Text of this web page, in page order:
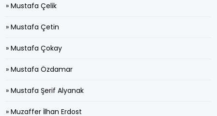
» Mustafa Çelik
» Mustafa Çetin
» Mustafa Çokay
» Mustafa Özdamar
» Mustafa Şerif Alyanak
» Muzaffer İlhan Erdost